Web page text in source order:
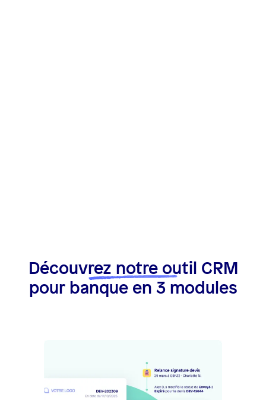
Découvrez notre outil CRM
pour banque en 3 modules